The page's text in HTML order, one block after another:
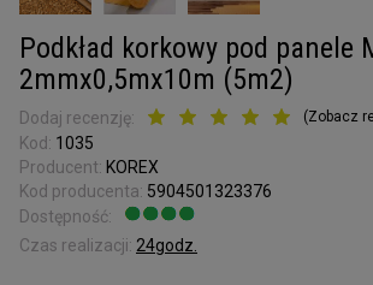
Kora surowa
do terrarium
Podkładki korkowe
Listwy korkowe
wykończeniowe
Podkład korkowy pod panele
2mmx0,5mx10m (5m2)
Dodaj recenzję: (Zobacz
Kod: 1035
Producent: KOREX
Kod producenta: 5904501323376
Dostępność:
Czas realizacji: 24godz.